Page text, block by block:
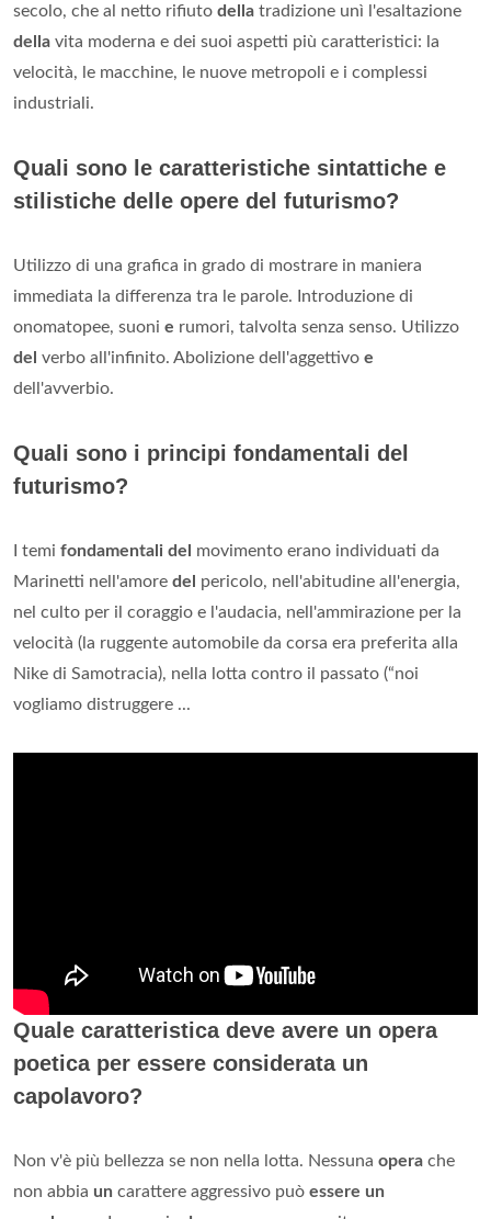
secolo, che al netto rifiuto della tradizione unì l'esaltazione
della vita moderna e dei suoi aspetti più caratteristici: la
velocità, le macchine, le nuove metropoli e i complessi
industriali.
Quali sono le caratteristiche sintattiche e
stilistiche delle opere del futurismo?
Utilizzo di una grafica in grado di mostrare in maniera
immediata la differenza tra le parole. Introduzione di
onomatopee, suoni e rumori, talvolta senza senso. Utilizzo
del verbo all'infinito. Abolizione dell'aggettivo e
dell'avverbio.
Quali sono i principi fondamentali del
futurismo?
I temi fondamentali del
movimento erano individuati da
Marinetti nell'amore del
pericolo, nell'abitudine all'energia,
nel culto per il coraggio e l'audacia, nell'ammirazione per la
velocità (la ruggente automobile da corsa era preferita alla
Nike di Samotracia), nella lotta contro il passato (“noi
vogliamo distruggere ...
Quale caratteristica deve avere un opera
poetica per essere considerata un
capolavoro?
Non v'è più bellezza se non nella lotta. Nessuna opera che
non abbia un carattere aggressivo può essere un